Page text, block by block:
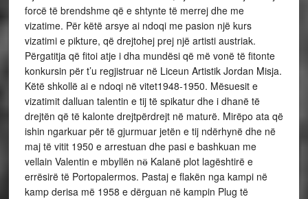
forcë të brendshme që e shtynte të merrej dhe me
vizatime. Për këtë arsye ai ndoqi me pasion një kurs
vizatimi e pikture, që drejtohej prej një artisti austriak.
Përgatitja që fitoi atje i dha mundësi që më vonë të fitonte
konkursin për t’u regjistruar në Liceun Artistik Jordan Misja.
Këtë shkollë ai e ndoqi në vitet1948-1950. Mësuesit e
vizatimit dalluan talentin e tij të spikatur dhe i dhanë të
drejtën që të kalonte drejtpërdrejt në maturë. Mirëpo ata që
ishin ngarkuar për të gjurmuar jetën e tij ndërhynë dhe në
maj të vitit 1950 e arrestuan dhe pasi e bashkuan me
vellain Valentin e mbyllën nӫ Kalanë plot lagështirë e
errësirë të Portopalermos. Pastaj e flakën nga kampi në
kamp derisa më 1958 e dërguan në kampin Plug të